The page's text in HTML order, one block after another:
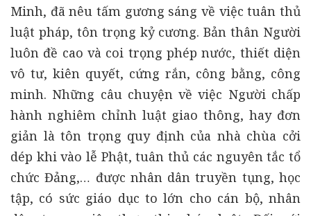
Minh, đã nêu tấm gương sáng về việc tuân thủ
luật pháp, tôn trọng kỷ cương. Bản thân Người
luôn đề cao và coi trọng phép nước, thiết diện
vô tư, kiên quyết, cứng rắn, công bằng, công
minh. Những câu chuyện về việc Người chấp
hành nghiêm chỉnh luật giao thông, hay đơn
giản là tôn trọng quy định của nhà chùa cởi
dép khi vào lễ Phật, tuân thủ các nguyên tắc tổ
chức Đảng,… được nhân dân truyền tụng, học
tập, có sức giáo dục to lớn cho cán bộ, nhân